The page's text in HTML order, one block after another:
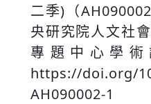
二季)（
央研究院人文社
專題中心學術
https://doi.org/
AH090002-1